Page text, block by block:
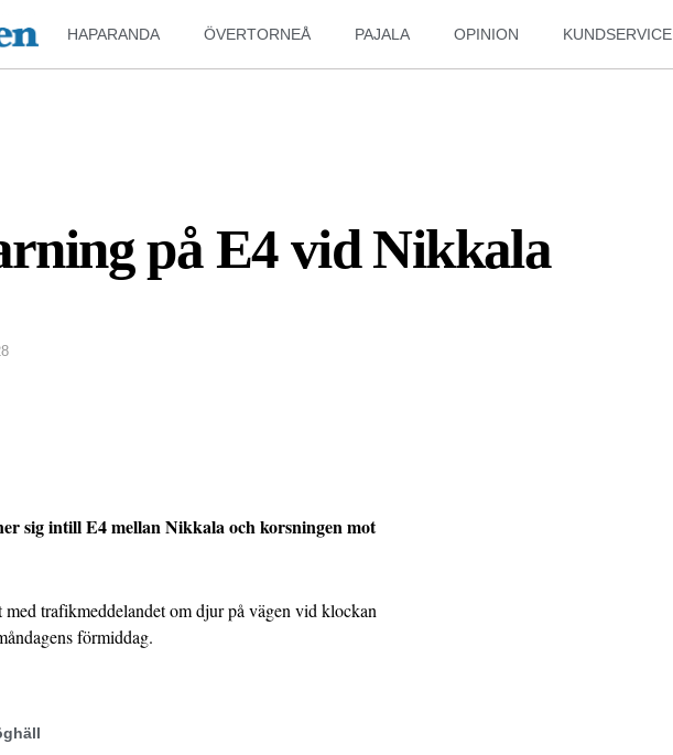
HAPARANDA ÖVERTORNEÅ PAJALA OPINION KUNDSERVICE
på E4 vid Nikkala
sig intill E4 mellan Nikkala och korsningen mot
trafikmeddelandet om djur på vägen vid klockan
förmiddag.